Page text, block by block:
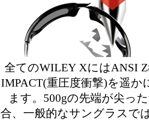
全てのWILEY XにはANSI
IMPACT(重圧度衝撃)を遥
ます。500gの先端が尖っ
合、一般的なサングラスで